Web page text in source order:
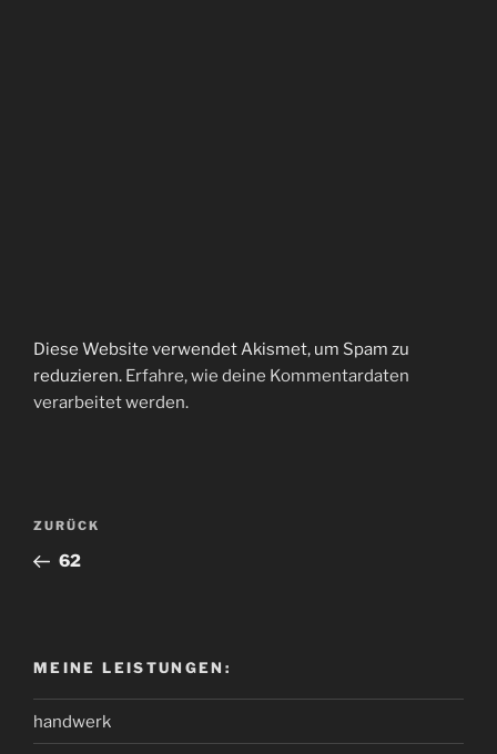
Diese Website verwendet Akismet, um Spam zu
reduzieren. Erfahre, wie deine Kommentardaten
verarbeitet werden.
Beitragsnavigation
Vorheriger
Beitrag
ZURÜCK
62
MEINE LEISTUNGEN:
handwerk